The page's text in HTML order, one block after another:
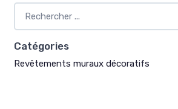
Catégories
Revêtements muraux décoratifs